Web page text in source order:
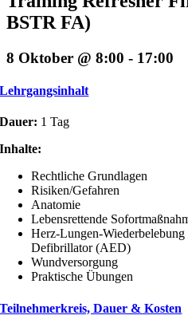
BSTR FA)
8 Oktober @ 8:00 - 17:00
Lehrgangsinhalt
Dauer: 1 Tag
Inhalte:
Rechtliche Grundlagen
Risiken/Gefahren
Anatomie
Lebensrettende
Herz-Lungen-
Defibrillator (AED)
Wundversorgung
Praktische Übungen
Teilnehmerkreis, Dauer & Kosten